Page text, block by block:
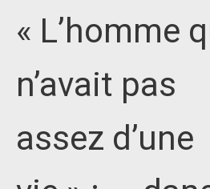
« L’homme
n’avait pas
assez d’une